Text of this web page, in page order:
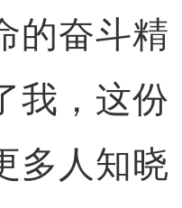
的奋斗精
我，这份
多人知晓